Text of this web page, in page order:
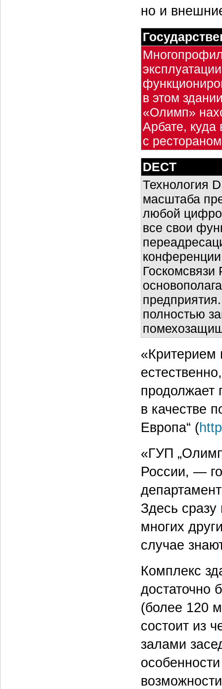
но и
в этом
«Олимп»
Арбате, куда
с
DECT
Технология
масштаба
любой
все свои
полностью
«Критерием
продолжает
в качестве
Европа“ (
«ГУП
России, —
Здесь
многих
случае
Комплекс
достаточно
(более 120
состоит из
залами